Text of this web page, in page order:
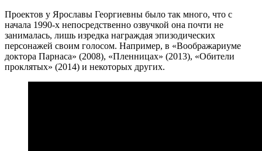
Проектов у Ярославы Георгиевны было так много, что с
начала 1990-х непосредственно озвучкой она почти не
занималась, лишь изредка награждая эпизодических
персонажей своим голосом. Например, в «Воображариуме
доктора Парнаса» (2008), «Пленницах» (2013), «Обители
проклятых» (2014) и некоторых других.